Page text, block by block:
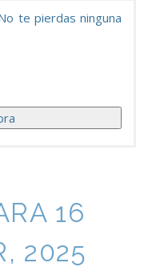
te pierdas ninguna
16
2025